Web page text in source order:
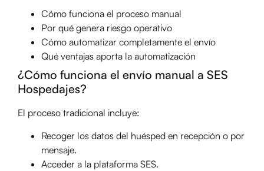
Cómo funciona el proceso manual
Por qué genera riesgo operativo
Cómo automatizar completamente el envío
Qué ventajas aporta la automatización
¿Cómo funciona el envío manual a SES
Hospedajes?
El proceso tradicional incluye:
Recoger los datos del huésped en recepción o por
mensaje.
Acceder a la plataforma SES.